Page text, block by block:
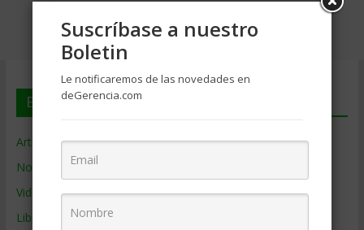
En deGerencia.com
Artículos de Gerencia
Noticias de Gerencia
Videos de Gerencia
Libros de Gerencia
Suscríbase a nuestro
Boletin
Le notificaremos de las novedades en
deGerencia.com